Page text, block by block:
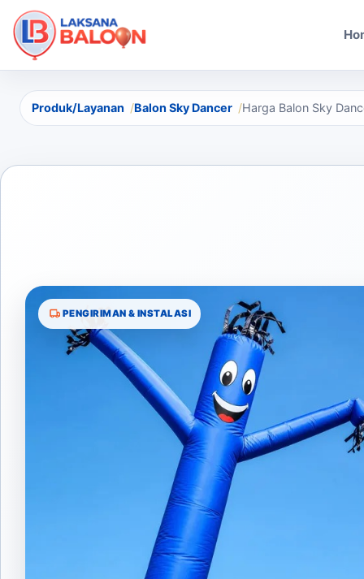
Produk/Layanan Balon Sky Dancer Harga Balon Sky
PENGIRIMAN & INSTALASI